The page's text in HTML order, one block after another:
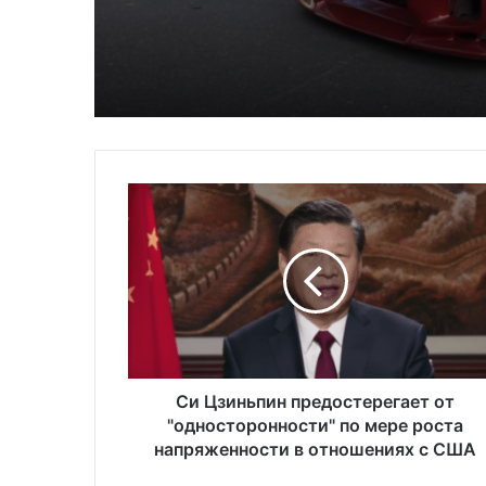
автомобилей на душу
населения в США
Глицин — это фейк
реальное средство
и
и
н
и
Си Цзиньпин предостерегает от
"односторонности" по мере роста
напряженности в отношениях с США